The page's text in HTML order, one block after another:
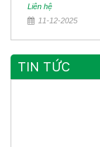
Liên hệ
11-12-2025
TIN TỨC